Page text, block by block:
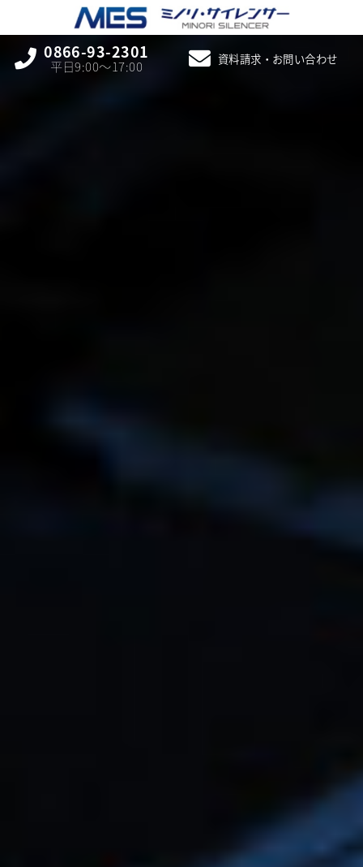
0866-93-2301
平日9:00〜17:00 資料請求・お問い合わせ